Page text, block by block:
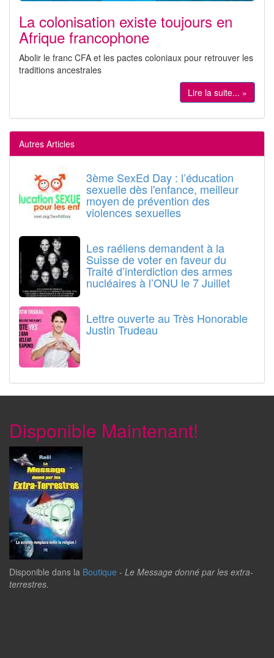
La colonisation existe toujours en
Afrique francophone
Abolir le franc CFA et les pactes coloniaux pour retrouver les
traditions ancestrales
Lire la suite... »
Autres Articles
3ème SexEd Day : l’éducation
sexuelle dès l'enfance, meilleur
moyen de prévention des
violences sexuelles
Les raéliens demandent à la
Suisse de voter en faveur du
Traité d’interdiction des armes
nucléaires à l’ONU le 7 Juillet
Lettre ouverte au Très Honorable
Justin Trudeau
Disponible Maintenant!
Disponible dans la Boutique - Le Message donné par les extra-
terrestres.